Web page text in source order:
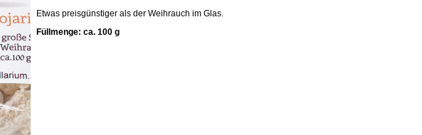
Etwas preisgünstiger als der Weihrauch im Glas.
Füllmenge: ca. 100 g